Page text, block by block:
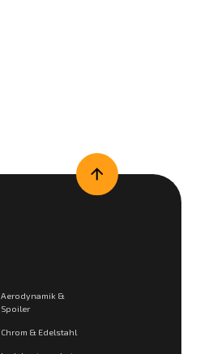
Aerodynamik &
Spoiler
Chrom & Edelstahl